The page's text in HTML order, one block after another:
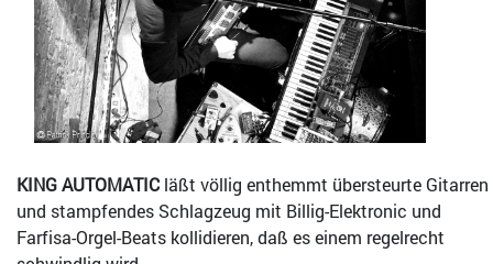
KING AUTOMATIC läßt völlig enthemmt übersteurte Gitarren
und stampfendes Schlagzeug mit Billig-Elektronic und
Farfisa-Orgel-Beats kollidieren, daß es einem regelrecht